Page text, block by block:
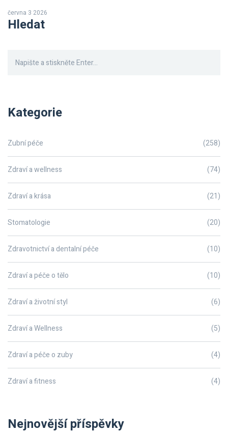
června 3 2026
Hledat
Kategorie
Zubní péče (258)
Zdraví a wellness (74)
Zdraví a krása (21)
Stomatologie (20)
Zdravotnictví a dentalní péče (10)
Zdraví a péče o tělo (10)
Zdraví a životní styl (6)
Zdraví a Wellness (5)
Zdraví a péče o zuby (4)
Zdraví a fitness (4)
Nejnovější příspěvky